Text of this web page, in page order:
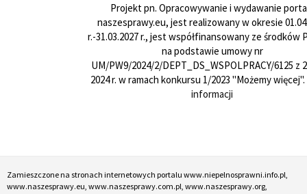
Projekt pn. Opracowywanie i wydawanie
naszesprawy.eu, jest realizowany w okresie
r.-31.03.2027 r., jest współfinansowany ze środków
na podstawie umowy nr
UM/PW9/2024/2/DEPT_DS_WSPOLPRACY/6125 z
2024 r. w ramach konkursu 1/2023 "Możemy więcej".
informacji
Zamieszczone na stronach internetowych portalu www.niepelnosprawni.info.pl,
www.naszesprawy.eu, www.naszesprawy.com.pl, www.naszesprawy.org,